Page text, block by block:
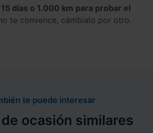
15 días o 1.000 km para probar el
te convence, cámbialo por otro.
te puede interesar
ocasión similares